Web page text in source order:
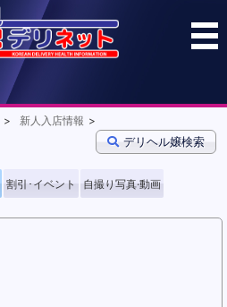
新人入店情報
デリヘル嬢検索
割引･イベント 自撮り写真·動画